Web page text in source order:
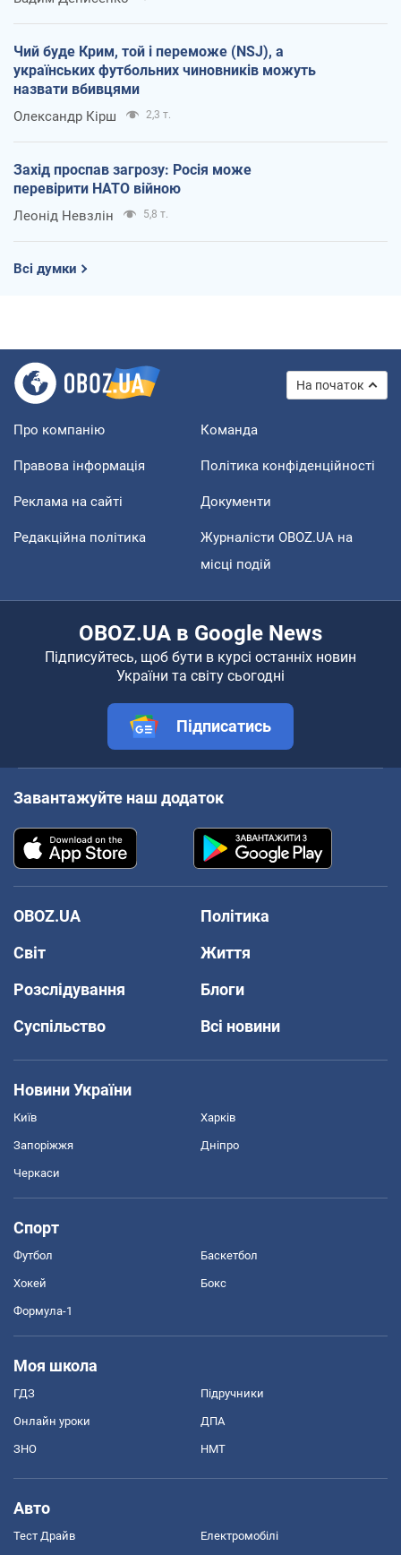
Чий буде Крим, той і переможе (NSJ), а
українських футбольних чиновників можуть
назвати вбивцями
Олександр Кірш 2,3 т.
Захід проспав загрозу: Росія може
перевірити НАТО війною
Леонід Невзлін 5,8 т.
Всі думки
На початок
Про компанію Команда
Правова інформація Політика конфіденційності
Реклама на сайті Документи
Редакційна політика
Журналісти OBOZ.UA на
місці подій
OBOZ.UA в Google News
Підписуйтесь, щоб бути в курсі останніх новин
України та світу сьогодні
Підписатись
Завантажуйте наш додаток
OBOZ.UA
Політика
Світ
Життя
Розслідування
Блоги
Суспільство
Всі новини
Новини України
Київ Харків
Запоріжжя Дніпро
Черкаси
Спорт
Футбол Баскетбол
Хокей Бокс
Формула-1
Моя школа
ГДЗ Підручники
Онлайн уроки ДПА
ЗНО НМТ
Авто
Тест Драйв Електромобілі